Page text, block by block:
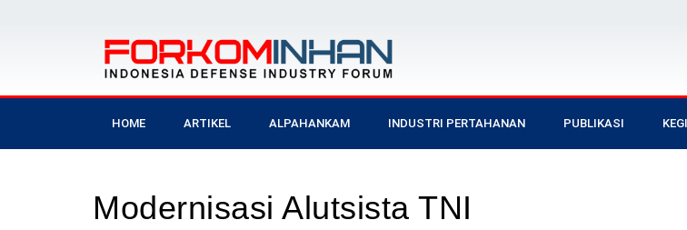
HOME ARTIKEL ALPAHANKAM INDUSTRI PERTAHANAN PUBLIKASI
Modernisasi Alutsista TNI